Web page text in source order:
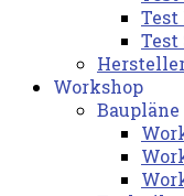
Test
Workshop
Baupläne